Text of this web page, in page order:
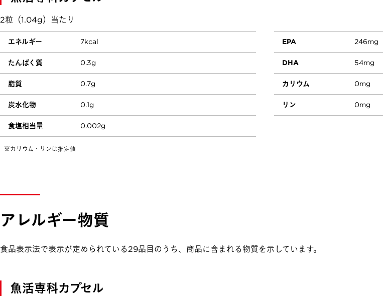
2粒（1.04g）当たり
エネルギー 7kcal
たんぱく質 0.3g
脂質 0.7g
炭水化物 0.1g
食塩相当量 0.002g
EPA 246mg
DHA 54mg
カリウム 0mg
リン 0mg
※カリウム・リンは推定値
アレルギー物質
食品表示法で表示が定められている29品目のうち、商品に含まれる物質を示しています。
魚活専科カプセル